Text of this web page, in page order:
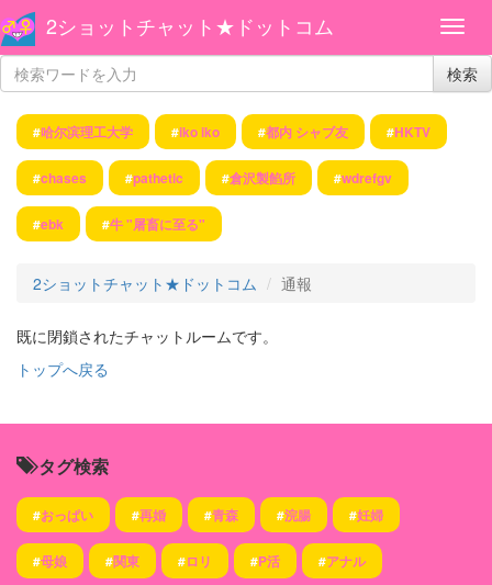
2ショットチャット★ドットコム
検索
#哈尔滨理工大学 #iko iko #都内 シャブ友 #HKTV
#chases #pathetic #倉沢製餡所 #wdrefgv
#ebk #牛 "屠畜に至る"
2ショットチャット★ドットコム 通報
既に閉鎖されたチャットルームです。
トップへ戻る
タグ検索
#おっぱい #再婚 #青森 #浣腸 #妊婦
#母娘 #関東 #ロリ #P活 #アナル